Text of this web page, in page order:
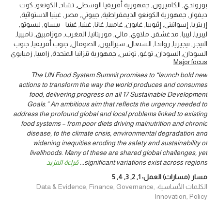
بوروندي, الكاميرون, جمهورية أفريقيا الوسطى, تشاد, الكونغو, كوت
ديفوار, جمهورية الكونغو الديمقراطية, جيبوتي, مصر, غينيا الاستوائية,
إريتريا, إسواتيني, إثيوبيا, غابون, غامبيا, غانا, غينيا, غينيا - بيساو, ليسوتو,
ليبريا, ليبيا, مدغشقر, ملاوي, مالي, موريتانيا, المغرب, موزامبيق, ناميبيا,
النيجر, نيجيريا, رواندا, السنغال, سيراليون, الصومال, جنوب أفريقيا, جنوب
السودان, السودان, توغو, تونس, جمهورية تنزانيا المتحدة, زامبيا, زمبابوي
Major focus
The UN Food System Summit promises to “launch bold new
actions to transform the way the world produces and consumes
food, delivering progress on all 17 Sustainable Development
Goals.” An ambitious aim that reflects the urgency needed to
address the profound global and local problems linked to existing
food systems – from poor diets driving malnutrition and chronic
disease, to the climate crisis, environmental degradation and
widening inequities eroding the safety and sustainability of
livelihoods. Many of these are shared global challenges, yet
significant variations exist across regions
... قراءة المزيد
مسار (مسارات) العمل:1
,
2
,
3
,
4
,
5
الكلمات الأساسية: Data & Evidence, Finance, Governance,
Innovation, Policy